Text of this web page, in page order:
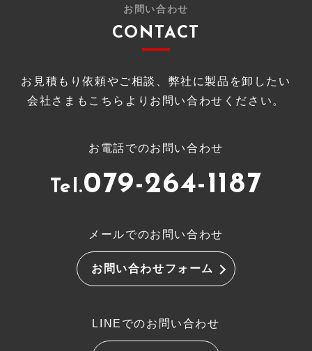
お問い合わせ
CONTACT
お見積もり依頼やご相談、弊社に製品を卸したい
会社さまもこちらよりお問い合わせください。
お電話でのお問い合わせ
Tel.079-264-1187
メールでのお問い合わせ
お問い合わせフォーム
LINEでのお問い合わせ